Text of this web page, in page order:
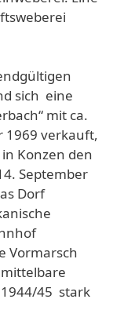
sich eine
mit ca.
1969 verkauft,
Konzen den
September
Dorf
Vormarsch
45 stark